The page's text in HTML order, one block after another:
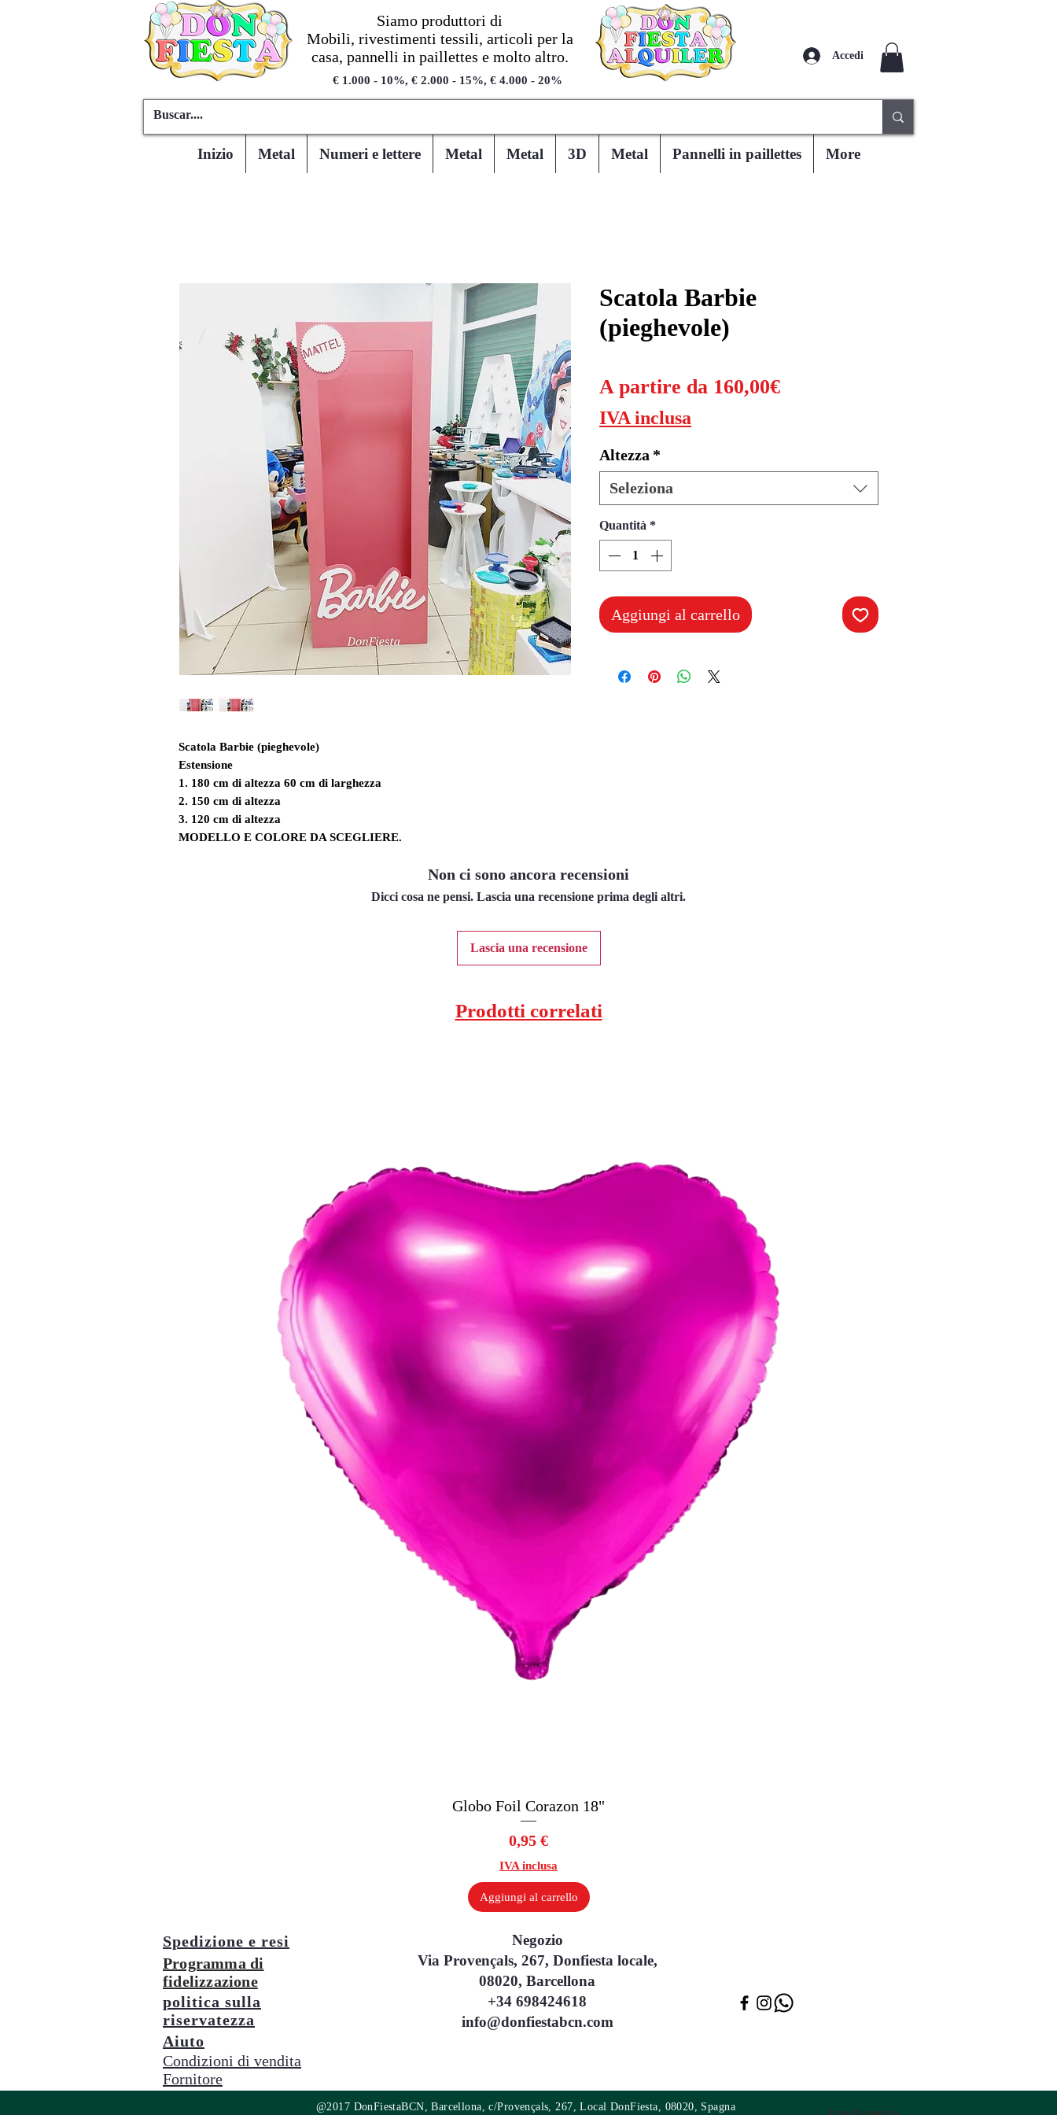
Siamo produttori di
Mobili, rivestimenti tessili, articoli per la
casa, pannelli in paillettes e molto altro.
€ 1.000 - 10%, € 2.000 - 15%, € 4.000 - 20%
Accedi
Inizio Metal Numeri e lettere Metal Metal 3D Metal Pannelli in paillettes More
Scatola Barbie (pieghevole)
Estensione
1. 180 cm di altezza 60 cm di larghezza
2. 150 cm di altezza
3. 120 cm di altezza
MODELLO E COLORE DA SCEGLIERE.
Scatola Barbie
(pieghevole)
A partire da 160,00€Prezzo
IVA inclusa
Altezza *
Seleziona
Quantità *
Aggiungi al carrello
Non ci sono ancora recensioni
Dicci cosa ne pensi. Lascia una recensione prima degli altri.
Lascia una recensione
Prodotti correlati
Vista rapida
Globo Foil Corazon 18"
Prezzo
0,95 €
IVA inclusa
Aggiungi al carrello
Spedizione e resi
Programma di
fidelizzazione
politica sulla
riservatezza
Aiuto
Condizioni di vendita
Fornitore
Negozio
Via Provençals, 267, Donfiesta locale,
08020, Barcellona
+34 698424618
info@donfiestabcn.com
@2017 DonFiestaBCN, Barcellona, c/Provençals, 267, Local DonFiesta, 08020, Spagna